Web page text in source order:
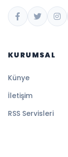
KURUMSAL
Künye
İletişim
RSS Servisleri